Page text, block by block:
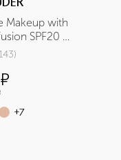
Makeup with
SPF20
143)
¤
+7